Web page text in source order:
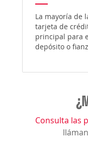
La mayoría de
tarjeta de
principal para
depósito o
Consulta las